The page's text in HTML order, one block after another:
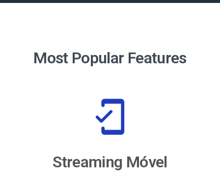
Most Popular Features
Streaming Móvel